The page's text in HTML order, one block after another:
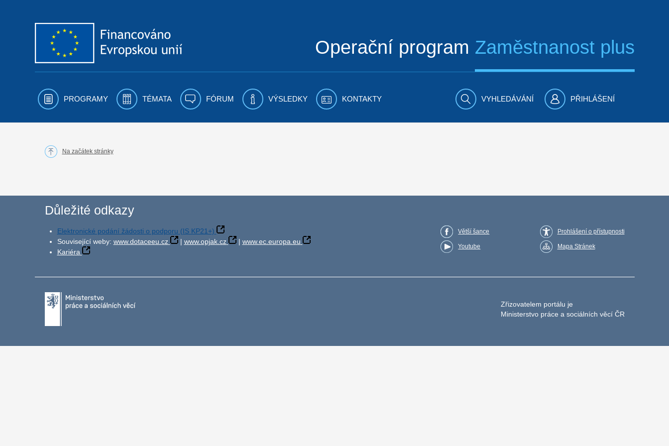
Operační program Zaměstnanost plus
PROGRAMY TÉMATA FÓRUM VÝSLEDKY KONTAKTY VYHLEDÁVÁNÍ PŘIHLÁŠENÍ
Na začátek stránky
Důležité odkazy
Elektronické podání žádosti o podporu (IS KP21+)
Související weby: www.dotaceeu.cz | www.opjak.cz | www.ec.europa.eu
Kariéra
Větší šance
Youtube
Prohlášení o přístupnosti
Mapa Stránek
Zřizovatelem portálu je
Ministerstvo práce a sociálních věcí ČR